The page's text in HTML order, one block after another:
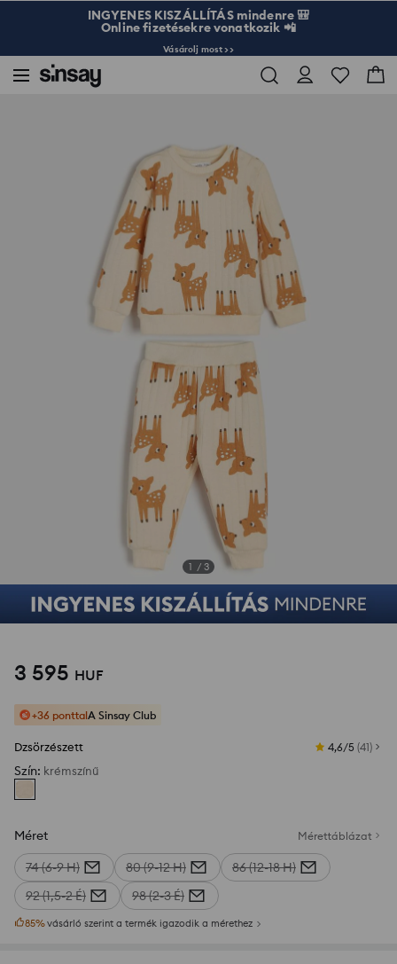
INGYENES KISZÁLLÍTÁS mindenre 🎒
Online fizetésekre vonatkozik 📲
Vásárolj most >>
1 / 3
3 595 HUF
+36 ponttalA Sinsay Club
Dzsörzészett 4,6/5 (41)
Szín: krémszínű
Méret Mérettáblázat
74 (6-9 H) 80 (9-12 H)
86 (12-18 H)
92 (1,5-2 É)
98 (2-3 É)
85%vásárló szerint a termék igazodik a mérethez